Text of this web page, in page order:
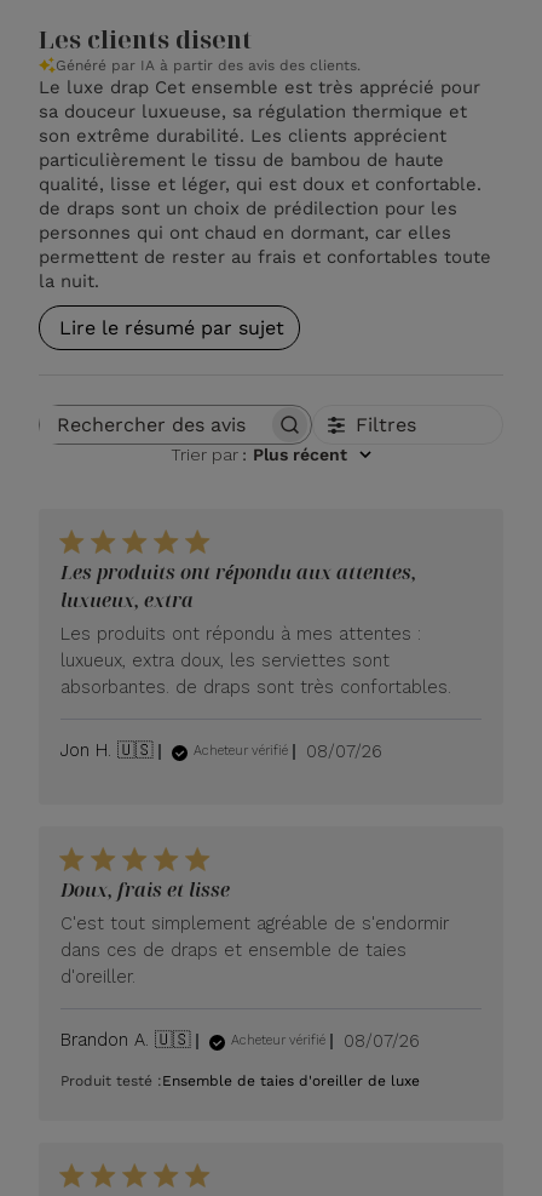
Les clients disent
Généré par IA à partir des avis des clients.
Le luxe drap Cet ensemble est très apprécié pour
sa douceur luxueuse, sa régulation thermique et
son extrême durabilité. Les clients apprécient
particulièrement le tissu de bambou de haute
qualité, lisse et léger, qui est doux et confortable.
de draps sont un choix de prédilection pour les
personnes qui ont chaud en dormant, car elles
permettent de rester au frais et confortables toute
la nuit.
Lire le résumé par sujet
Rechercher des avis Filtres
Trier par : Plus récent
Les produits ont répondu aux attentes,
luxueux, extra
Les produits ont répondu à mes attentes :
luxueux, extra doux, les serviettes sont
absorbantes. de draps sont très confortables.
Jon H. 🇺🇸 Acheteur vérifié
Date
08/07/26
Doux, frais et lisse
C'est tout simplement agréable de s'endormir
dans ces de draps et ensemble de taies
d'oreiller.
Brandon A. 🇺🇸 Acheteur vérifié
Date
publication
08/07/26
Produit testé :Ensemble de taies d'oreiller de luxe